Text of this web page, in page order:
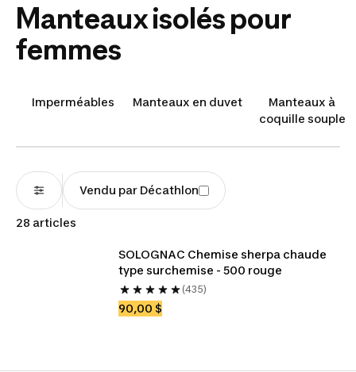
Manteaux isolés pour
femmes
Imperméables Manteaux en duvet
Manteaux à
coquille souple
Vendu par Décathlon
28 articles
SOLOGNAC Chemise sherpa chaude
type surchemise - 500 rouge
(435)
90,00 $